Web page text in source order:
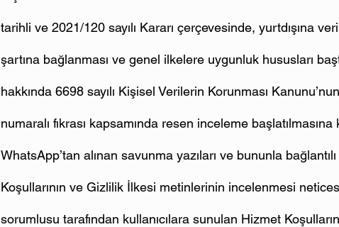
tarihli ve 2021/120 sayılı Kararı çerçevesinde, yurtdışına
şartına bağlanması ve genel ilkelere uygunluk hususları
hakkında 6698 sayılı Kişisel Verilerin Korunması
numaralı fıkrası kapsamında resen inceleme
WhatsApp’tan alınan savunma yazıları ve bununla
Koşullarının ve Gizlilik İlkesi metinlerinin incelenmesi
sorumlusu tarafından kullanıcılara sunulan Hizmet